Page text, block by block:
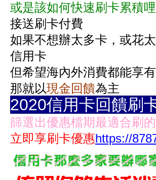
或是該如何快速刷卡累積
接送刷卡付費
如果不想辦太多卡，或花
信用卡
但希望海內外消費都能享
那就以現金回饋為主
2020信用卡回饋刷
篩選出優惠檔期最適合刷
立即享刷卡優惠https://